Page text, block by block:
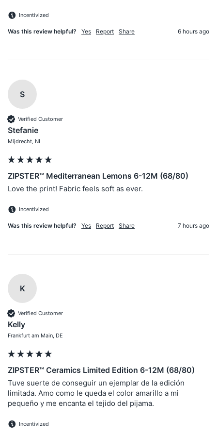
Incentivized
Was this review helpful? Yes Report Share 6 hours ago
S
Verified Customer
Stefanie
Mijdrecht, NL
ZIPSTER™ Mediterranean Lemons 6-12M (68/80)
Love the print! Fabric feels soft as ever.
Incentivized
Was this review helpful? Yes Report Share 7 hours ago
K
Verified Customer
Kelly
Frankfurt am Main, DE
ZIPSTER™ Ceramics Limited Edition 6-12M (68/80)
Tuve suerte de conseguir un ejemplar de la edición
limitada. Amo como le queda el color amarillo a mi
pequeño y me encanta el tejido del pijama.
Incentivized